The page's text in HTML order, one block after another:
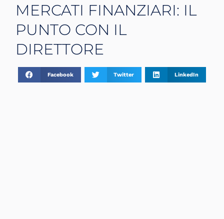
MERCATI FINANZIARI: IL
PUNTO CON IL
DIRETTORE
Facebook Twitter LinkedIn